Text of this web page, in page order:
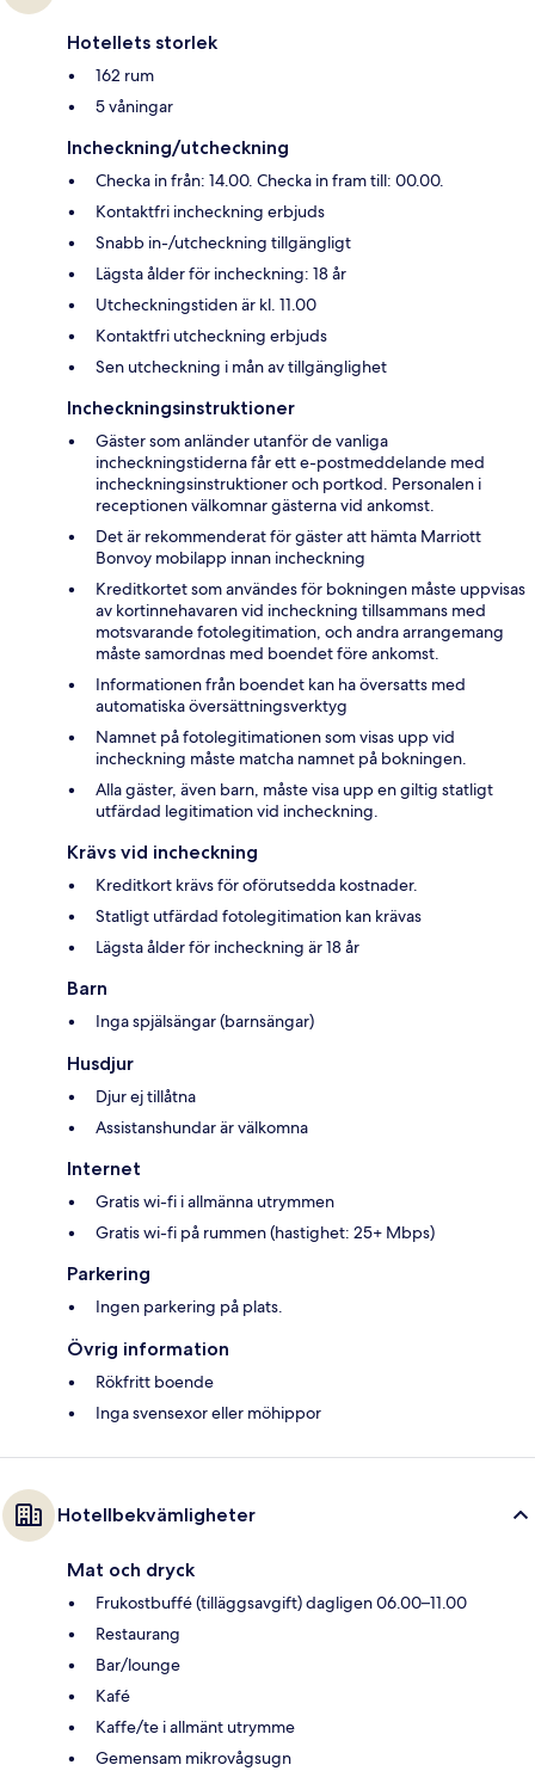
Hotellets storlek
162 rum
5 våningar
Incheckning/utcheckning
Checka in från: 14.00. Checka in fram till: 00.00.
Kontaktfri incheckning erbjuds
Snabb in-/utcheckning tillgängligt
Lägsta ålder för incheckning: 18 år
Utcheckningstiden är kl. 11.00
Kontaktfri utcheckning erbjuds
Sen utcheckning i mån av tillgänglighet
Incheckningsinstruktioner
Gäster som anländer utanför de vanliga
incheckningstiderna får ett e-postmeddelande med
incheckningsinstruktioner och portkod. Personalen i
receptionen välkomnar gästerna vid ankomst.
Det är rekommenderat för gäster att hämta Marriott
Bonvoy mobilapp innan incheckning
Kreditkortet som användes för bokningen måste uppvisas
av kortinnehavaren vid incheckning tillsammans med
motsvarande fotolegitimation, och andra arrangemang
måste samordnas med boendet före ankomst.
Informationen från boendet kan ha översatts med
automatiska översättningsverktyg
Namnet på fotolegitimationen som visas upp vid
incheckning måste matcha namnet på bokningen.
Alla gäster, även barn, måste visa upp en giltig statligt
utfärdad legitimation vid incheckning.
Krävs vid incheckning
Kreditkort krävs för oförutsedda kostnader.
Statligt utfärdad fotolegitimation kan krävas
Lägsta ålder för incheckning är 18 år
Barn
Inga spjälsängar (barnsängar)
Husdjur
Djur ej tillåtna
Assistanshundar är välkomna
Internet
Gratis wi-fi i allmänna utrymmen
Gratis wi-fi på rummen (hastighet: 25+ Mbps)
Parkering
Ingen parkering på plats.
Övrig information
Rökfritt boende
Inga svensexor eller möhippor
Hotellbekvämligheter
Mat och dryck
Frukostbuffé (tilläggsavgift) dagligen 06.00–11.00
Restaurang
Bar/lounge
Kafé
Kaffe/te i allmänt utrymme
Gemensam mikrovågsugn